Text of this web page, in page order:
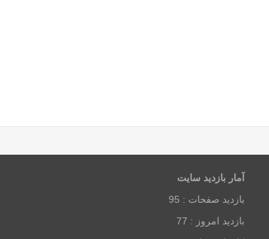
آمار بازديد سايت
بازديد صفحات : 95
بازديد امروز : 77